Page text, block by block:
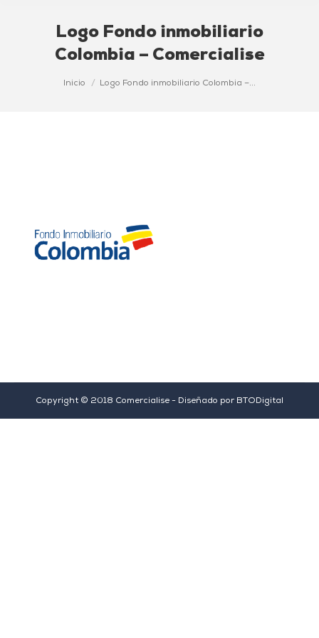
Logo Fondo inmobiliario
Colombia – Comercialise
Estás aquí:Inicio Logo Fondo inmobiliario Colombia –…
Copyright © 2018 Comercialise - Diseñado por BTODigital